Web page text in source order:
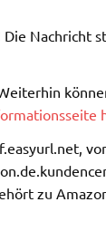
Die Nachricht
zu